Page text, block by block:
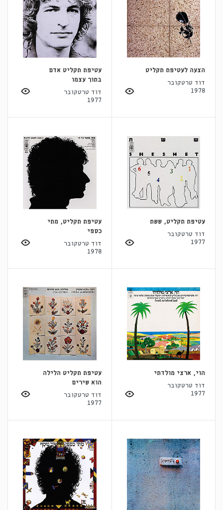
הצעה לעטיפת תקליט
דוד טרטקובר
1978
עטיפת תקליט אדם
בתוך עצמו
דוד טרטקובר
1977
עטיפת תקליט, ששת
דוד טרטקובר
1977
עטיפת תקליט, מתי
כספי
דוד טרטקובר
1978
הוי, ארצי מולדתי
דוד טרטקובר
1977
עטיפת תקליט הלילה
הוא שירים
דוד טרטקובר
1977